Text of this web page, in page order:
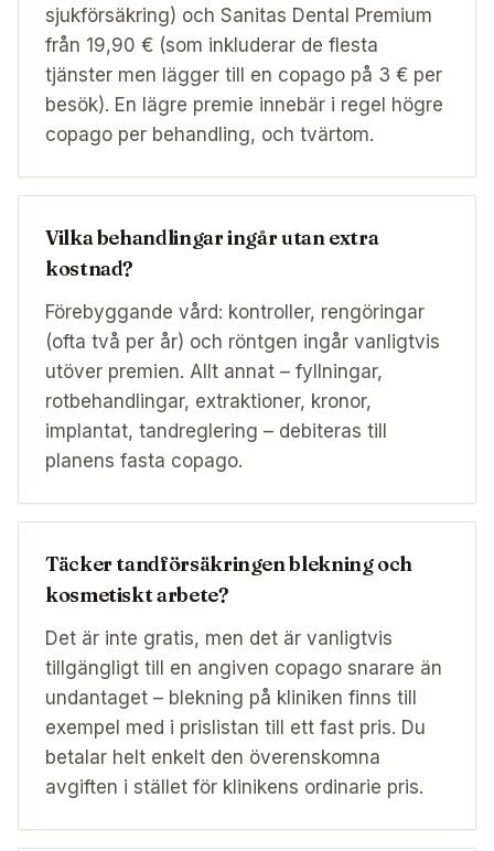
sjukförsäkring) och Sanitas Dental Premium
från 19,90 € (som inkluderar de flesta
tjänster men lägger till en copago på 3 € per
besök). En lägre premie innebär i regel högre
copago per behandling, och tvärtom.
Vilka behandlingar ingår utan extra
kostnad?
Förebyggande vård: kontroller, rengöringar
(ofta två per år) och röntgen ingår vanligtvis
utöver premien. Allt annat – fyllningar,
rotbehandlingar, extraktioner, kronor,
implantat, tandreglering – debiteras till
planens fasta copago.
Täcker tandförsäkringen blekning och
kosmetiskt arbete?
Det är inte gratis, men det är vanligtvis
tillgängligt till en angiven copago snarare än
undantaget – blekning på kliniken finns till
exempel med i prislistan till ett fast pris. Du
betalar helt enkelt den överenskomna
avgiften i stället för klinikens ordinarie pris.